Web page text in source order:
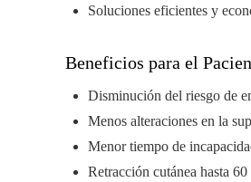
Soluciones eficientes y
Beneficios para el
Disminución del riesgo de
Menos alteraciones en la
Menor tiempo de
Retracción cutánea hasta